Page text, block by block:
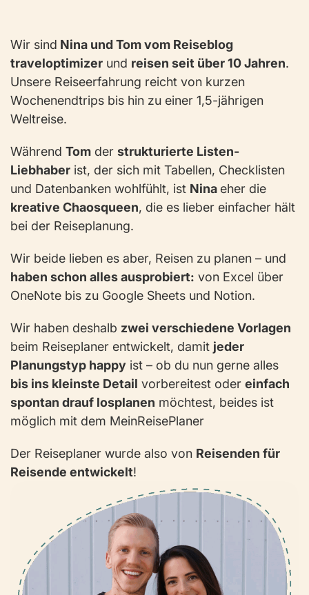
Wir sind Nina und Tom vom Reiseblog
traveloptimizer und reisen seit über 10 Jahren.
Unsere Reiseerfahrung reicht von kurzen
Wochenendtrips bis hin zu einer 1,5-jährigen
Weltreise.
Während Tom der strukturierte Listen-
Liebhaber ist, der sich mit Tabellen, Checklisten
und Datenbanken wohlfühlt, ist Nina eher die
kreative Chaosqueen, die es lieber einfacher hält
bei der Reiseplanung.
Wir beide lieben es aber, Reisen zu planen – und
haben schon alles ausprobiert: von Excel über
OneNote bis zu Google Sheets und Notion.
Wir haben deshalb zwei verschiedene Vorlagen
beim Reiseplaner entwickelt, damit jeder
Planungstyp happy ist – ob du nun gerne alles
bis ins kleinste Detail vorbereitest oder einfach
spontan drauf losplanen möchtest, beides ist
möglich mit dem MeinReisePlaner
Der Reiseplaner wurde also von Reisenden für
Reisende entwickelt!